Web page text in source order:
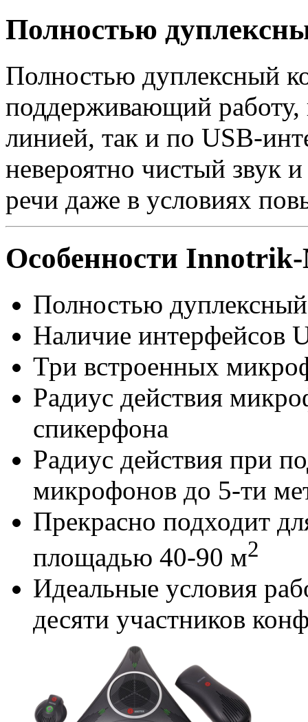
Полностью
Полностью дуплексный
поддерживающий
линией, так и по USB-
невероятно чистый звук
речи даже в условиях
Особенности
Полностью
Наличие интерфейсов
Три встроенных
Радиус действия
спикерфона
Радиус действия при
микрофонов до 5-ти
Прекрасно подходит
площадью 40-90 м2
Идеальные условия
десяти участников